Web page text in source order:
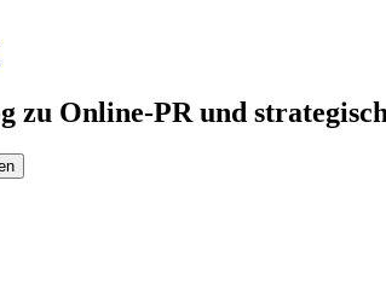
zu Online-PR und